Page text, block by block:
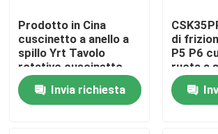
Casa.
Prodotto in Cina
cuscinetto a anello a
spillo Yrt Tavolo
rotativo cuscinetto
Yrt260 utilizzato per
giradischi utensili
Invia richiesta
di
P5 P6
ruota a
Sprag